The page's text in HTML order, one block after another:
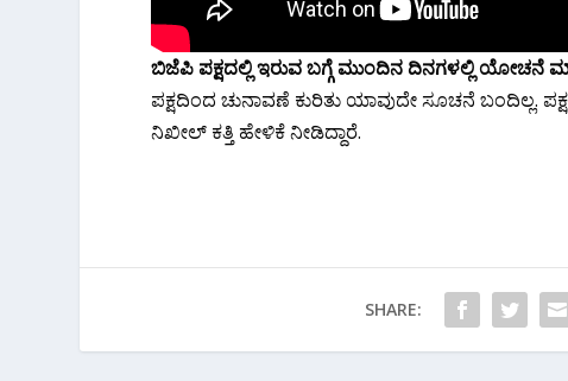
ಬಿಜೆಪಿ ಪಕ್ಷದಲ್ಲಿ ಇರುವ ಬಗ್ಗೆ ಮುಂದಿನ‌ ದಿನಗಳಲ್ಲಿ ಯೋಚನೆ
ಪಕ್ಷದಿಂದ ಚುನಾವಣೆ ಕುರಿತು ಯಾವುದೇ ಸೂಚನೆ ಬಂದಿಲ್ಲ.
ನಿಖೀಲ್ ಕತ್ತಿ ಹೇಳಿಕೆ ನೀಡಿದ್ದಾರೆ.
SHARE: